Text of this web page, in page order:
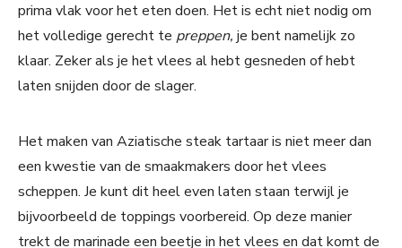
prima vlak voor het eten doen. Het is echt niet nodig om
het volledige gerecht te preppen, je bent namelijk zo
klaar. Zeker als je het vlees al hebt gesneden of hebt
laten snijden door de slager.
Het maken van Aziatische steak tartaar is niet meer dan
een kwestie van de smaakmakers door het vlees
scheppen. Je kunt dit heel even laten staan terwijl je
bijvoorbeeld de toppings voorbereid. Op deze manier
trekt de marinade een beetje in het vlees en dat komt de